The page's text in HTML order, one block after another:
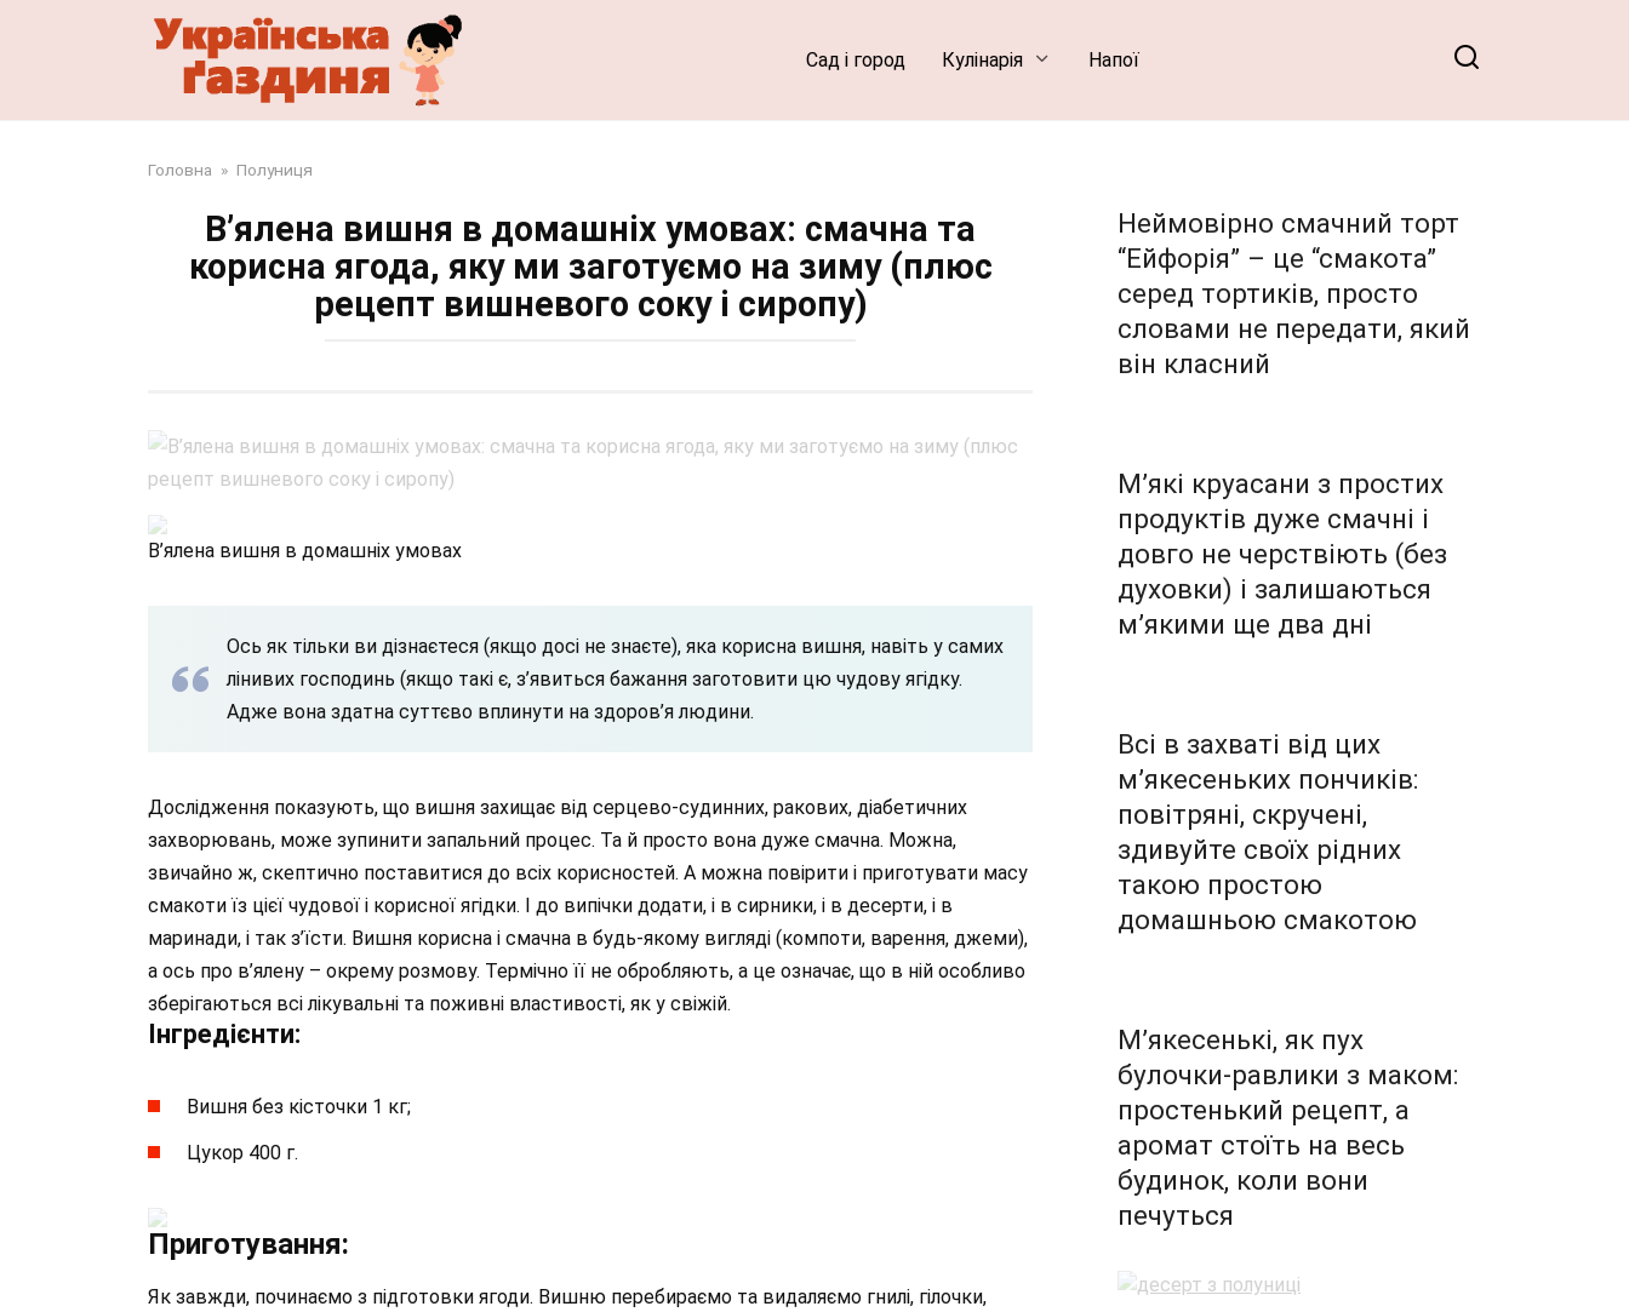
Сад і город Кулінарія Напої
Головна » Полуниця
В’ялена вишня в домашніх умовах: смачна та
корисна ягода, яку ми заготуємо на зиму (плюс
рецепт вишневого соку і сиропу)
В’ялена вишня в домашніх умовах
Ось як тільки ви дізнаєтеся (якщо досі не знаєте), яка корисна вишня, навіть у самих
лінивих господинь (якщо такі є, з’явиться бажання заготовити цю чудову ягідку.
Адже вона здатна суттєво вплинути на здоров’я людини.
Дослідження показують, що вишня захищає від серцево-судинних, ракових, діабетичних
захворювань, може зупинити запальний процес. Та й просто вона дуже смачна. Можна,
звичайно ж, скептично поставитися до всіх корисностей. А можна повірити і приготувати масу
смакоти їз цієї чудової і корисної ягідки. І до випічки додати, і в сирники, і в десерти, і в
маринади, і так з’їсти. Вишня корисна і смачна в будь-якому вигляді (компоти, варення, джеми),
а ось про в’ялену – окрему розмову. Термічно її не обробляють, а це означає, що в ній особливо
зберігаються всі лікувальні та поживні властивості, як у свіжій.
Інгредієнти:
Вишня без кісточки 1 кг;
Цукор 400 г.
Приготування:
Як завжди, починаємо з підготовки ягоди. Вишню перебираємо та видаляємо гнилі, гілочки,
Неймовірно смачний торт
“Ейфорія” – це “смакота”
серед тортиків, просто
словами не передати, який
він класний
М’які круасани з простих
продуктів дуже смачні і
довго не черствіють (без
духовки) і залишаються
м’якими ще два дні
Всі в захваті від цих
м’якесеньких пончиків:
повітряні, скручені,
здивуйте своїх рідних
такою простою
домашньою смакотою
М’якесенькі, як пух
булочки-равлики з маком:
простенький рецепт, а
аромат стоїть на весь
будинок, коли вони
печуться